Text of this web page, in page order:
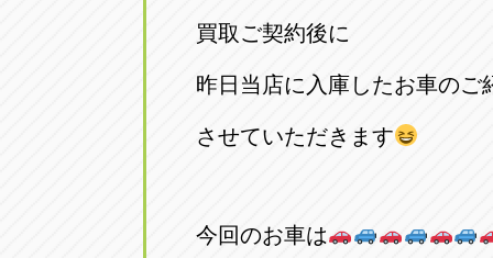
0569-35-
愛知県常滑市長間37-1
買取ご契約後に
昨日当店に入庫したお車のご
させていただきます
今回のお車は